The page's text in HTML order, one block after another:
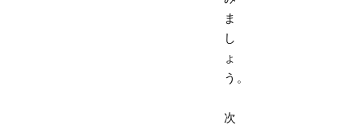
ま
し
ょ
う。
次